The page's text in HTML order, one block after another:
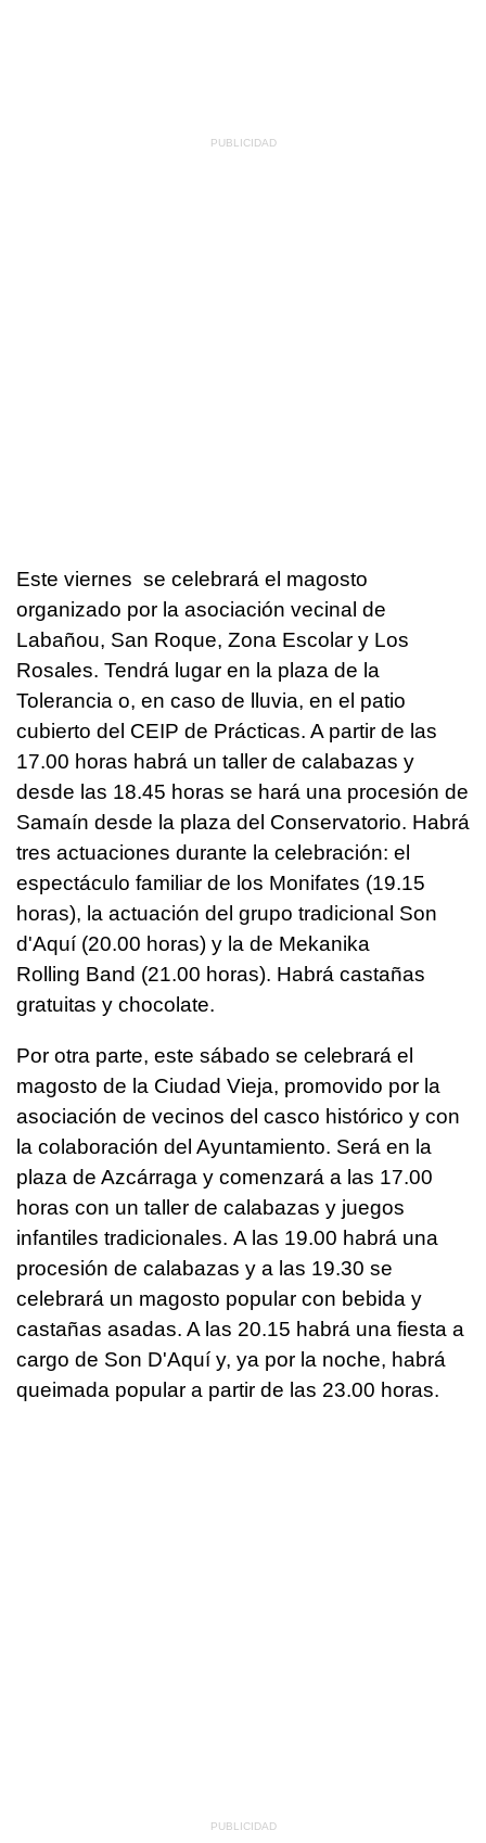
Este viernes se celebrará el magosto
organizado por la asociación vecinal de
Labañou, San Roque, Zona Escolar y Los
Rosales. Tendrá lugar en la plaza de la
Tolerancia o, en caso de lluvia, en el patio
cubierto del CEIP de Prácticas. A partir de las
17.00 horas habrá un taller de calabazas y
desde las 18.45 horas se hará una procesión de
Samaín desde la plaza del Conservatorio. Habrá
tres actuaciones durante la celebración: el
espectáculo familiar de los Monifates (19.15
horas), la actuación del grupo tradicional Son
d'Aquí (20.00 horas) y la de Mekanika
Rolling Band (21.00 horas). Habrá castañas
gratuitas y chocolate.
Por otra parte, este sábado se celebrará el
magosto de la Ciudad Vieja, promovido por la
asociación de vecinos del casco histórico y con
la colaboración del Ayuntamiento. Será en la
plaza de Azcárraga y comenzará a las 17.00
horas con un taller de calabazas y juegos
infantiles tradicionales. A las 19.00 habrá una
procesión de calabazas y a las 19.30 se
celebrará un magosto popular con bebida y
castañas asadas. A las 20.15 habrá una fiesta a
cargo de Son D'Aquí y, ya por la noche, habrá
queimada popular a partir de las 23.00 horas.